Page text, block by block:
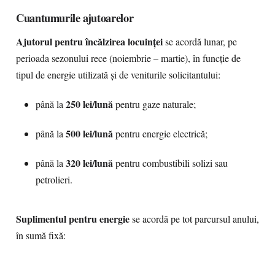
Cuantumurile ajutoarelor
Ajutorul pentru încălzirea locuințeise acordă lunar, pe
perioada sezonului rece (noiembrie – martie), în funcție de
tipul de energie utilizată și de veniturile solicitantului:
până la250 lei/lunăpentru gaze naturale;
până la500 lei/lunăpentru energie electrică;
până la320 lei/lunăpentru combustibili solizi sau
petrolieri.
Suplimentul pentru energiese acordă pe tot parcursul anului,
în sumă fixă: